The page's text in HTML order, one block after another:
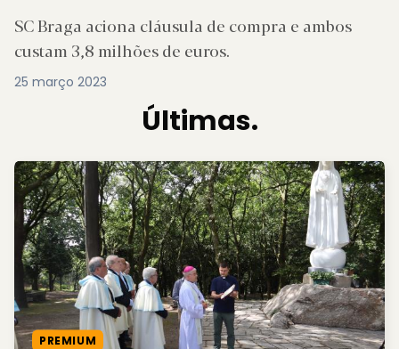
SC Braga aciona cláusula de compra e ambos
custam 3,8 milhões de euros.
25 março 2023
Últimas.
PREMIUM